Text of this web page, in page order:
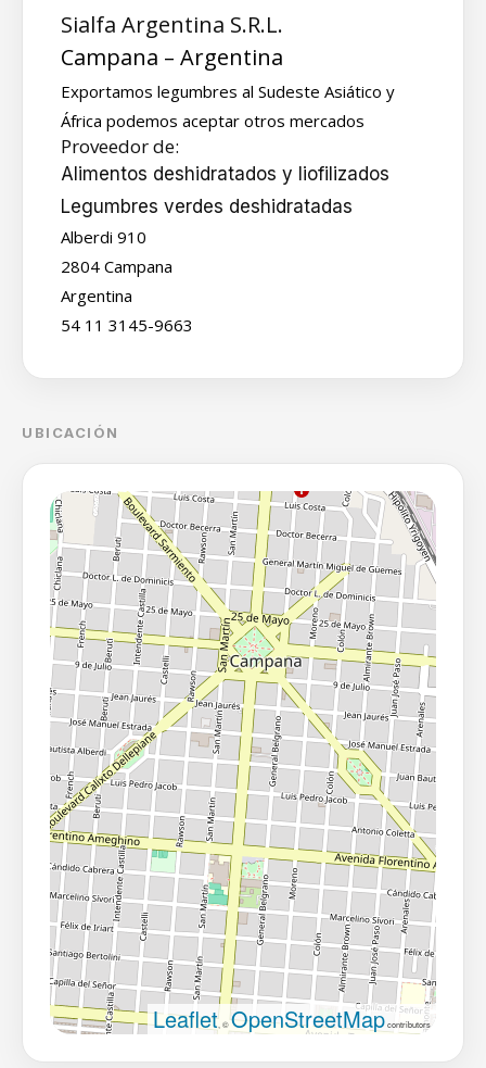
Sialfa Argentina S.R.L.
Campana – Argentina
Exportamos legumbres al Sudeste Asiático y
África podemos aceptar otros mercados
Proveedor de:
Alimentos deshidratados y liofilizados
Legumbres verdes deshidratadas
Alberdi 910
2804 Campana
Argentina
54 11 3145-9663
UBICACIÓN
Leaflet , ©OpenStreetMapcontributors